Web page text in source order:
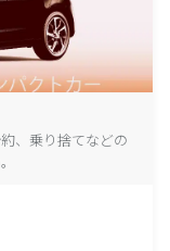
、乗り捨てなどの